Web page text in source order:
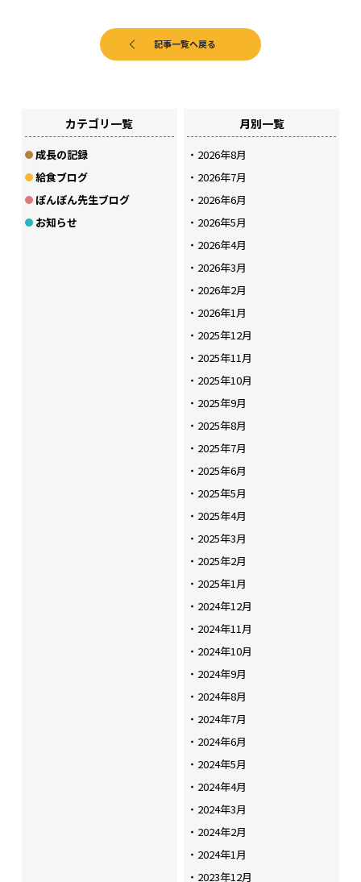
記事一覧へ戻る
カテゴリ一覧
成長の記録
給食ブログ
ぽんぽん先生ブログ
お知らせ
月別一覧
2026年8月
2026年7月
2026年6月
2026年5月
2026年4月
2026年3月
2026年2月
2026年1月
2025年12月
2025年11月
2025年10月
2025年9月
2025年8月
2025年7月
2025年6月
2025年5月
2025年4月
2025年3月
2025年2月
2025年1月
2024年12月
2024年11月
2024年10月
2024年9月
2024年8月
2024年7月
2024年6月
2024年5月
2024年4月
2024年3月
2024年2月
2024年1月
2023年12月